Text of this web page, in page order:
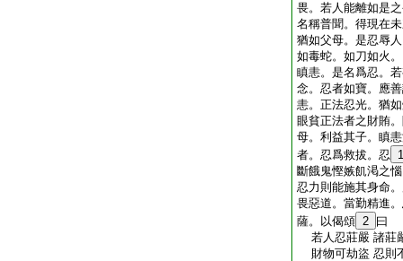
畏。若人能離如是
名稱普聞。得現在
猶如父母。是忍辱
如毒蛇。如刀如火
瞋恚。是名爲忍。
念。忍者如寶。應
恚。正法忍光。猶
眼貧正法者之財賄
母。利益其子。瞋
者。忍爲救拔。忍
1
斷餓鬼慳嫉飢渇之
忍力則能施其身命
畏惡道。當勤精進
薩。以偈頌 2 曰
若人忍莊嚴 諸莊
財物可劫盜 忍則